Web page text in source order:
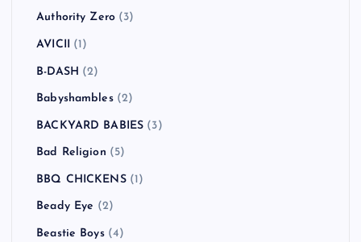
Authority Zero (3)
AVICII (1)
B-DASH (2)
Babyshambles(2)
BACKYARD BABIES (3)
Bad Religion (5)
BBQ CHICKENS(1)
Beady Eye (2)
Beastie Boys(4)